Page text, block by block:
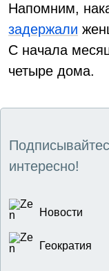
Напомним,
задержали
С начала
четыре дома.
интересно!
Новости
Геократия